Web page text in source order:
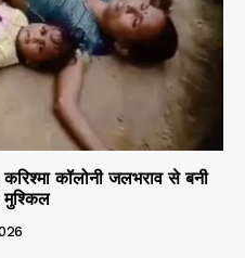
कॉलोनी जलभराव से बनी
मुश्किल